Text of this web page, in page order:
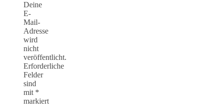
Deine
E-
Mail-
Adresse
wird
nicht
veröffentlicht.
Erforderliche
Felder
sind
mit *
markiert